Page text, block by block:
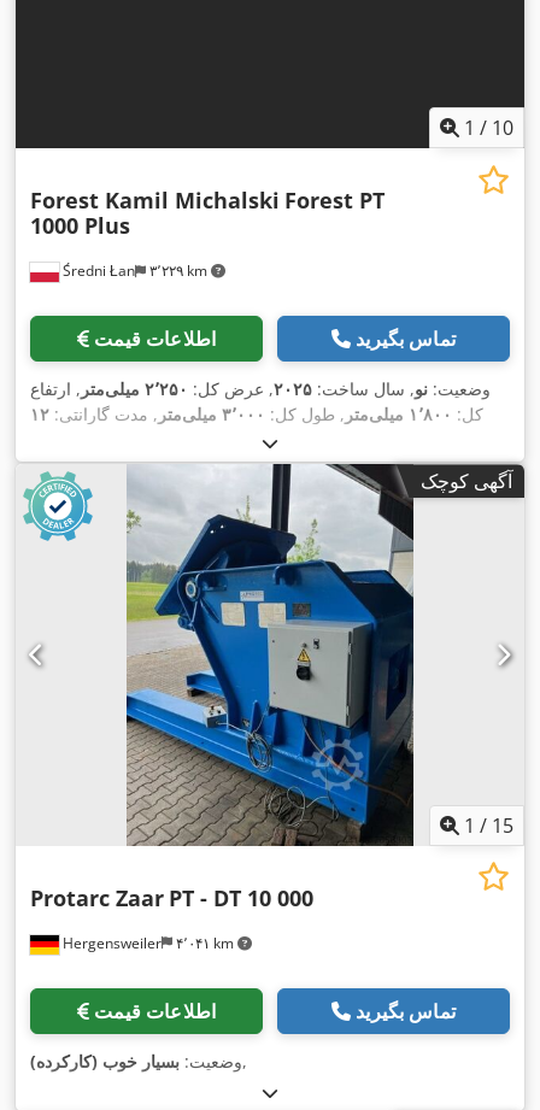
1 / 10
Średni Łan ۳٬۲۲۹ km
Forest Kamil Michalski Forest PT
1000 Plus
اطلاعات قیمت تماس بگیرید
وضعیت: نو, سال ساخت: ۲۰۲۵, عرض کل: ۲٬۲۵۰ میلی‌متر
, ارتفاع
کل: ۱٬۸۰۰ میلی‌متر , طول کل: ۳٬۰۰۰ میلی‌متر , مدت گارانتی: ۱۲
, قدرت:
آگهی کوچک
1 / 15
Hergensweiler ۴٬۰۴۱ km
Protarc Zaar PT - DT 10 000
اطلاعات قیمت تماس بگیرید
وضعیت: بسیار خوب (کارکرده) ,